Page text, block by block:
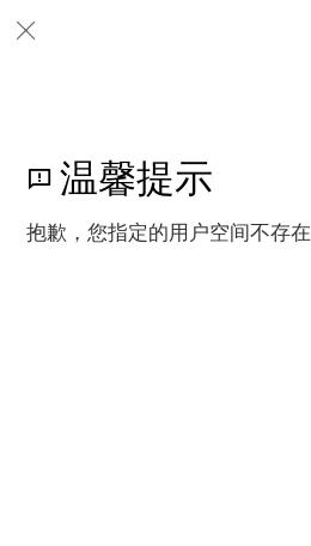
温馨提示
抱歉，您指定的用户空间不存在